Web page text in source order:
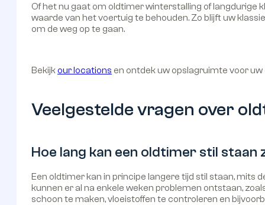
Of het nu gaat om oldtimer winterstalling of langdurige
waarde van het voertuig te behouden. Zo blijft uw
om de weg op te gaan.
Bekijk our locations en ontdek uw opslagruimte voor
Veelgestelde vragen over
Hoe lang kan een oldtimer stil staan
Een oldtimer kan in principe langere tijd stil staan, mits
kunnen er al na enkele weken problemen ontstaan,
schoon te maken, vloeistoffen te controleren en